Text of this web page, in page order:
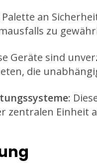
an
zu
Geräte sind
die
:
zentralen Einheit